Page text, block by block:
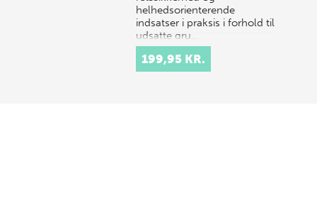
helhedsorienterende
indsatser i praksis i forhold til
udsatte gru…
199,95 KR.